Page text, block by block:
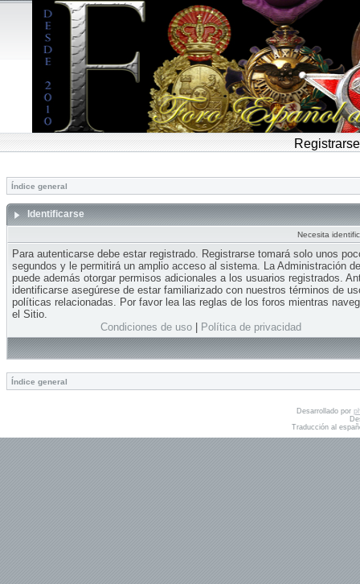
Registrarse
Índice general
Identificarse
Necesita
Para autenticarse debe estar registrado. Registrarse tomará solo unos
segundos y le permitirá un amplio acceso al sistema. La Administración
puede además otorgar permisos adicionales a los usuarios registrados.
identificarse asegúrese de estar familiarizado con nuestros términos de
políticas relacionadas. Por favor lea las reglas de los foros mientras
el Sitio.
Condiciones de uso| Política de privacidad
Índice general
Desarrollado por
Traducción al